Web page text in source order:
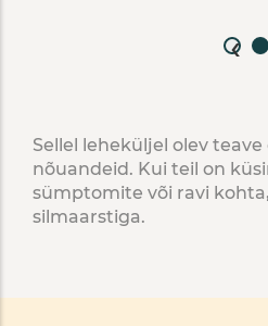
‹
Sellel leheküljel olev
nõuandeid. Kui teil on
sümptomite või ravi
silmaarstiga.